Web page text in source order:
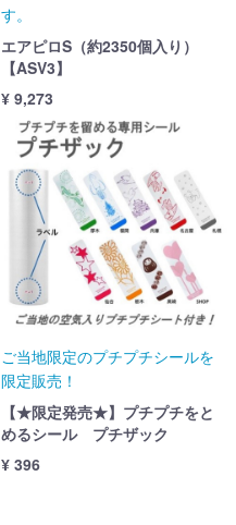
す。
エアピロS（約2350個入り）
【ASV3】
¥ 9,273
ご当地限定のプチプチシールを
限定販売！
【★限定発売★】プチプチをと
めるシール プチザック
¥ 396